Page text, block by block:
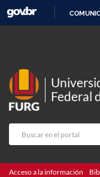
Federal
Acceso a la información